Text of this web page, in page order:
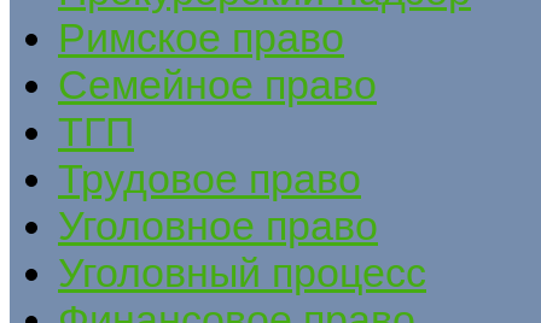
Римское право
Семейное право
ТГП
Трудовое право
Уголовное право
Уголовный процесс